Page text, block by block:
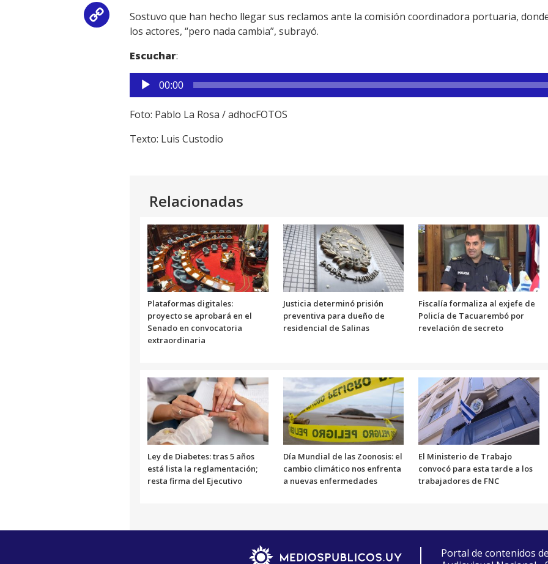
CopySostuvo que han hecho llegar sus reclamos ante la comisión coordinadora portuaria,
los actores, “pero nada cambia”, subrayó.
Escuchar:
Reproductor
de
audio
00:00
Foto: Pablo La Rosa / adhocFOTOS
Texto: Luis Custodio
Relacionadas
Plataformas digitales:
proyecto se aprobará en el
Senado en convocatoria
extraordinaria
Justicia determinó prisión
preventiva para dueño de
residencial de Salinas
Fiscalía formaliza al exjefe de
Policía de Tacuarembó por
revelación de secreto
Ley de Diabetes: tras 5 años
está lista la reglamentación;
resta firma del Ejecutivo
Día Mundial de las Zoonosis: el
cambio climático nos enfrenta
a nuevas enfermedades
El Ministerio de Trabajo
convocó para esta tarde a los
trabajadores de FNC
Portal de contenidos